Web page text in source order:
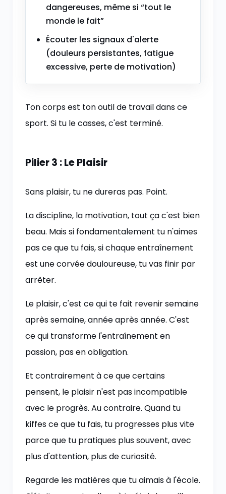
dangereuses, même si “tout le
monde le fait”
Écouter les signaux d'alerte
(douleurs persistantes, fatigue
excessive, perte de motivation)
Ton corps est ton outil de travail dans ce
sport. Si tu le casses, c'est terminé.
Pilier 3 : Le Plaisir
Sans plaisir, tu ne dureras pas. Point.
La discipline, la motivation, tout ça c'est bien
beau. Mais si fondamentalement tu n'aimes
pas ce que tu fais, si chaque entraînement
est une corvée douloureuse, tu vas finir par
arrêter.
Le plaisir, c'est ce qui te fait revenir semaine
après semaine, année après année. C'est
ce qui transforme l'entraînement en
passion, pas en obligation.
Et contrairement à ce que certains
pensent, le plaisir n'est pas incompatible
avec le progrès. Au contraire. Quand tu
kiffes ce que tu fais, tu progresses plus vite
parce que tu pratiques plus souvent, avec
plus d'attention, plus de curiosité.
Regarde les matières que tu aimais à l'école.